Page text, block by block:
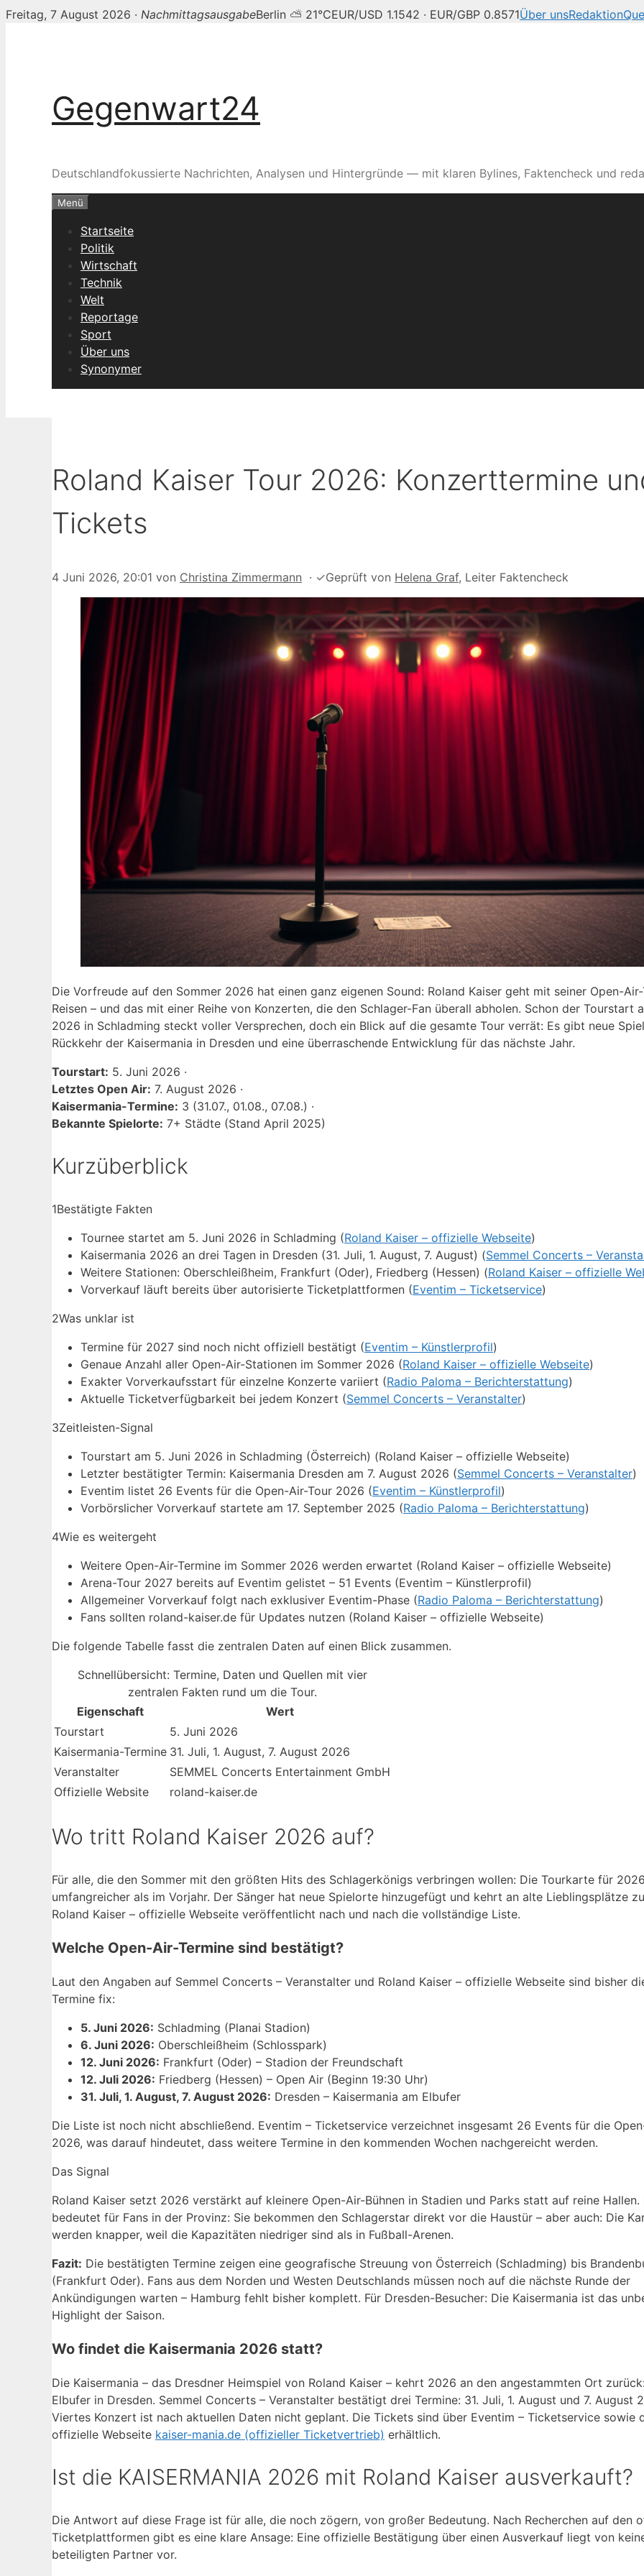
Freitag, 7 August 2026 · NachmittagsausgabeBerlin ⛅ 21°CEUR/USD 1.1542 · EUR/GBP 0.8571Über unsRedaktion
Gegenwart24
Deutschlandfokussierte Nachrichten, Analysen und Hintergründe — mit klaren Bylines, Faktencheck und
Menü
Startseite
Politik
Wirtschaft
Technik
Welt
Reportage
Sport
Über uns
Synonymer
Roland Kaiser Tour 2026: Konzerttermine
Tickets
4 Juni 2026, 20:01 von Christina Zimmermann · ✓Geprüft von Helena Graf, Leiter Faktencheck
Die Vorfreude auf den Sommer 2026 hat einen ganz eigenen Sound: Roland Kaiser geht mit seiner Open-
Reisen – und das mit einer Reihe von Konzerten, die den Schlager-Fan überall abholen. Schon der Tourstart
2026 in Schladming steckt voller Versprechen, doch ein Blick auf die gesamte Tour verrät: Es gibt neue
Rückkehr der Kaisermania in Dresden und eine überraschende Entwicklung für das nächste Jahr.
Tourstart: 5. Juni 2026 ·
Letztes Open Air: 7. August 2026 ·
Kaisermania-Termine: 3 (31.07., 01.08., 07.08.) ·
Bekannte Spielorte: 7+ Städte (Stand April 2025)
Kurzüberblick
1Bestätigte Fakten
Tournee startet am 5. Juni 2026 in Schladming (Roland Kaiser – offizielle Webseite)
Kaisermania 2026 an drei Tagen in Dresden (31. Juli, 1. August, 7. August) (Semmel Concerts –
Weitere Stationen: Oberschleißheim, Frankfurt (Oder), Friedberg (Hessen) (Roland Kaiser – offizielle
Vorverkauf läuft bereits über autorisierte Ticketplattformen (Eventim – Ticketservice)
2Was unklar ist
Termine für 2027 sind noch nicht offiziell bestätigt (Eventim – Künstlerprofil)
Genaue Anzahl aller Open-Air-Stationen im Sommer 2026 (Roland Kaiser – offizielle Webseite)
Exakter Vorverkaufsstart für einzelne Konzerte variiert (Radio Paloma – Berichterstattung)
Aktuelle Ticketverfügbarkeit bei jedem Konzert (Semmel Concerts – Veranstalter)
3Zeitleisten-Signal
Tourstart am 5. Juni 2026 in Schladming (Österreich) (Roland Kaiser – offizielle Webseite)
Letzter bestätigter Termin: Kaisermania Dresden am 7. August 2026 (Semmel Concerts – Veranstalter)
Eventim listet 26 Events für die Open-Air-Tour 2026 (Eventim – Künstlerprofil)
Vorbörslicher Vorverkauf startete am 17. September 2025 (Radio Paloma – Berichterstattung)
4Wie es weitergeht
Weitere Open-Air-Termine im Sommer 2026 werden erwartet (Roland Kaiser – offizielle Webseite)
Arena-Tour 2027 bereits auf Eventim gelistet – 51 Events (Eventim – Künstlerprofil)
Allgemeiner Vorverkauf folgt nach exklusiver Eventim-Phase (Radio Paloma – Berichterstattung)
Fans sollten roland-kaiser.de für Updates nutzen (Roland Kaiser – offizielle Webseite)
Die folgende Tabelle fasst die zentralen Daten auf einen Blick zusammen.
Schnellübersicht: Termine, Daten und Quellen mit vier
zentralen Fakten rund um die Tour.
Eigenschaft
Wert
Tourstart
5. Juni 2026
Kaisermania-Termine 31. Juli, 1. August, 7. August 2026
Veranstalter
SEMMEL Concerts Entertainment GmbH
Offizielle Website
roland-kaiser.de
Wo tritt Roland Kaiser 2026 auf?
Für alle, die den Sommer mit den größten Hits des Schlagerkönigs verbringen wollen: Die Tourkarte für
umfangreicher als im Vorjahr. Der Sänger hat neue Spielorte hinzugefügt und kehrt an alte Lieblingsplätze
Roland Kaiser – offizielle Webseite veröffentlicht nach und nach die vollständige Liste.
Welche Open-Air-Termine sind bestätigt?
Laut den Angaben auf Semmel Concerts – Veranstalter und Roland Kaiser – offizielle Webseite sind bisher
Termine fix:
5. Juni 2026: Schladming (Planai Stadion)
6. Juni 2026: Oberschleißheim (Schlosspark)
12. Juni 2026: Frankfurt (Oder) – Stadion der Freundschaft
12. Juli 2026: Friedberg (Hessen) – Open Air (Beginn 19:30 Uhr)
31. Juli, 1. August, 7. August 2026: Dresden – Kaisermania am Elbufer
Die Liste ist noch nicht abschließend. Eventim – Ticketservice verzeichnet insgesamt 26 Events für die
2026, was darauf hindeutet, dass weitere Termine in den kommenden Wochen nachgereicht werden.
Das Signal
Roland Kaiser setzt 2026 verstärkt auf kleinere Open-Air-Bühnen in Stadien und Parks statt auf reine Hallen.
bedeutet für Fans in der Provinz: Sie bekommen den Schlagerstar direkt vor die Haustür – aber auch: Die
werden knapper, weil die Kapazitäten niedriger sind als in Fußball-Arenen.
Fazit: Die bestätigten Termine zeigen eine geografische Streuung von Österreich (Schladming) bis
(Frankfurt Oder). Fans aus dem Norden und Westen Deutschlands müssen noch auf die nächste Runde der
Ankündigungen warten – Hamburg fehlt bisher komplett. Für Dresden-Besucher: Die Kaisermania ist das
Highlight der Saison.
Wo findet die Kaisermania 2026 statt?
Die Kaisermania – das Dresdner Heimspiel von Roland Kaiser – kehrt 2026 an den angestammten Ort
Elbufer in Dresden. Semmel Concerts – Veranstalter bestätigt drei Termine: 31. Juli, 1. August und 7. August
Viertes Konzert ist nach aktuellen Daten nicht geplant. Die Tickets sind über Eventim – Ticketservice sowie
offizielle Webseite kaiser-mania.de (offizieller Ticketvertrieb) erhältlich.
Ist die KAISERMANIA 2026 mit Roland Kaiser ausverkauft?
Die Antwort auf diese Frage ist für alle, die noch zögern, von großer Bedeutung. Nach Recherchen auf den
Ticketplattformen gibt es eine klare Ansage: Eine offizielle Bestätigung über einen Ausverkauf liegt von
beteiligten Partner vor.